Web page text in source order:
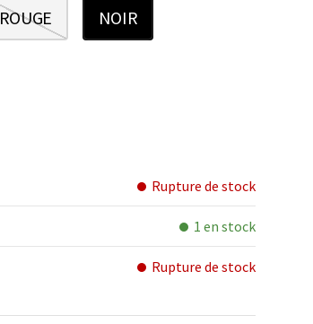
ROUGE NOIR
Rupture de stock
1 en stock
Rupture de stock